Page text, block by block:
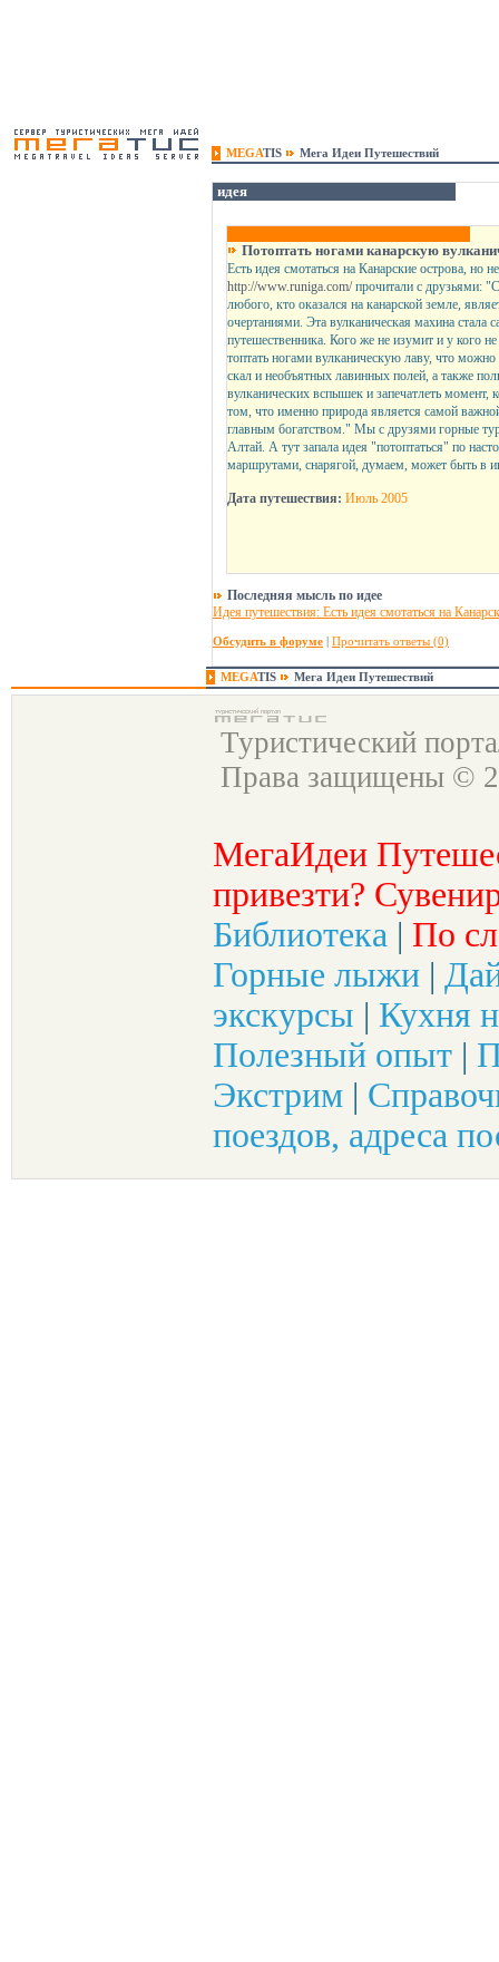
MEGATIS Мега Идеи Путешествий
идея
Потоптать ногами канарскую
Есть идея смотаться на Канарские острова, но
http://www.runiga.com/прочитали с друзьями:
любого, кто оказался на канарской земле,
очертаниями. Эта вулканическая махина
путешественника. Кого же не изумит и у кого
топтать ногами вулканическую лаву, что
скал и необъятных лавинных полей, а также
вулканических вспышек и запечатлеть момент,
том, что именно природа является самой
главным богатством." Мы с друзями горные
Алтай. А тут запала идея "потоптаться" по
маршрутами, снарягой, думаем, может быть в
Дата путешествия: Июль 2005
Последняя мысль по идее
Идея путешествия: Есть идея смотаться на
Обсудить в форуме | Прочитать ответы (0)
MEGATIS Мега Идеи Путешествий
Туристический
Права защищены ©
МегаИдеи
привезти?
Библиотека | По
Горные лыжи |
экскурсы | Кухня
Полезный опыт |
Экстрим |
поездов, адреса